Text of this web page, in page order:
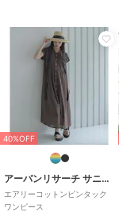
性別タイプ
カラー
サイズ
素材
特徴
40%OFF
アーバンリサーチ サニーレーベル
エアリーコットンピンタック
ワンピース